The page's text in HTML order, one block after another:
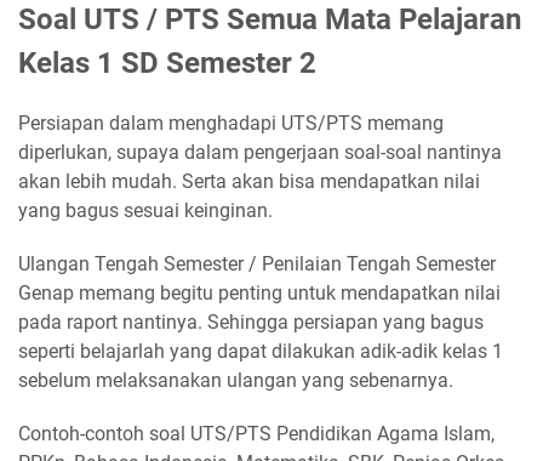
Soal UTS / PTS Semua Mata Pelajaran
Kelas 1 SD Semester 2
Persiapan dalam menghadapi UTS/PTS memang
diperlukan, supaya dalam pengerjaan soal-soal nantinya
akan lebih mudah. Serta akan bisa mendapatkan nilai
yang bagus sesuai keinginan.
Ulangan Tengah Semester / Penilaian Tengah Semester
Genap memang begitu penting untuk mendapatkan nilai
pada raport nantinya. Sehingga persiapan yang bagus
seperti belajarlah yang dapat dilakukan adik-adik kelas 1
sebelum melaksanakan ulangan yang sebenarnya.
Contoh-contoh soal UTS/PTS Pendidikan Agama Islam,